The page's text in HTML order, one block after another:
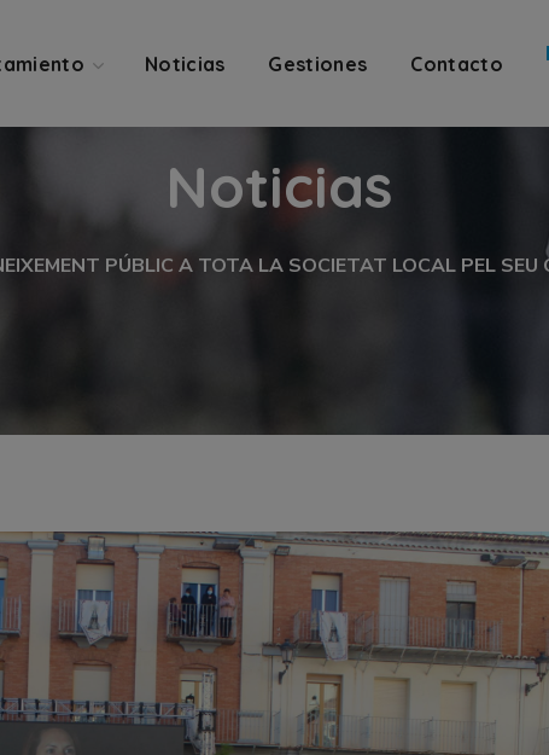
Noticias Gestiones Contacto
Noticias
PÚBLIC A TOTA LA SOCIETAT LOCAL PEL